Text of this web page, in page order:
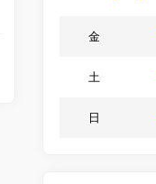
金
土
日